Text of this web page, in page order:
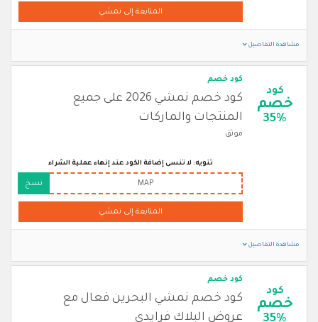
المتابعة إلى نمشي
مشاهدة التفاصيل
كود
خصم
35%
كود خصم
كود خصم نمشي 2026 على جميع
المنتجات والماركات
موثق
تنويه: لا تنسى إضافة الكود عند إنهاء عملية الشراء
MAP نسخ
المتابعة إلى نمشي
مشاهدة التفاصيل
كود
خصم
كود خصم
كود خصم نمشي البحرين فعال مع
عروض البلاك فرايدي